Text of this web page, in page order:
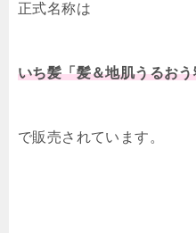
正式名称は
いち髪「髪＆地肌うるお
で販売されています。